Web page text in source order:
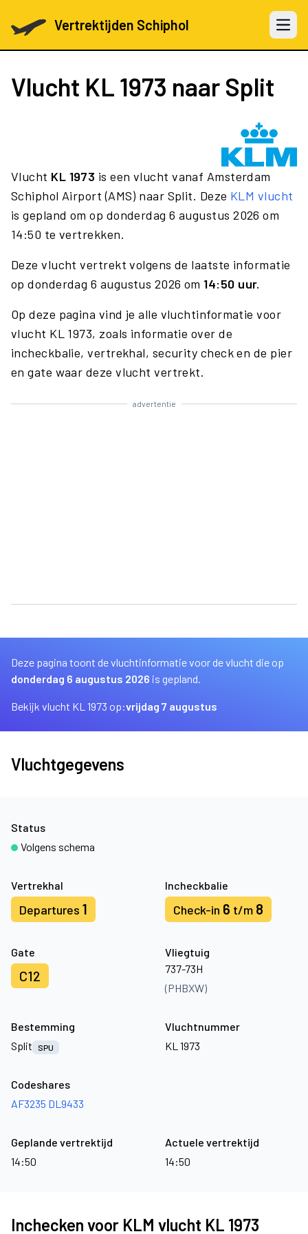
Vertrektijden Schiphol Open
Vlucht KL 1973 naar Split
Vlucht KL 1973 is een vlucht vanaf Amsterdam
Schiphol Airport (AMS) naar Split. Deze KLM vlucht
is gepland om op donderdag 6 augustus 2026 om
14:50 te vertrekken.
Deze vlucht vertrekt volgens de laatste informatie
op donderdag 6 augustus 2026 om14:50 uur.
Op deze pagina vind je alle vluchtinformatie voor
vlucht KL 1973, zoals informatie over de
incheckbalie, vertrekhal, security check en de pier
en gate waar deze vlucht vertrekt.
advertentie
Deze pagina toont de vluchtinformatie voor de vlucht die op
donderdag 6 augustus 2026 is gepland.
Bekijk vlucht KL 1973 op:vrijdag 7 augustus
Vluchtgegevens
Vertrekhal
Departures 1
Incheckbalie
Check-in 6 t/m 8
Gate
C12
Vliegtuig
737-73H
(PHBXW)
Status
Volgens schema
Bestemming
Split
SPU
Vluchtnummer
KL 1973
Codeshares
AF3235 DL9433
Geplande vertrektijd
14:50
Actuele vertrektijd
14:50
Inchecken voor KLM vlucht KL 1973